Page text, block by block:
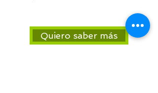
Quiero saber más